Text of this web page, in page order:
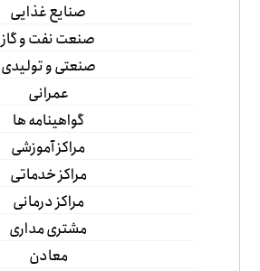
صنایع غذایی
صنعت نفت و گاز
صنعتی و تولیدی
عمرانی
گواهینامه ها
مراکز آموزشی
مراکز خدماتی
مراکز درمانی
مشتری مداری
معادن